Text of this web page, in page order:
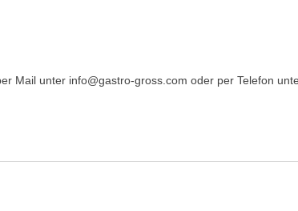
Mail unter info@gastro-gross.com oder per Telefon